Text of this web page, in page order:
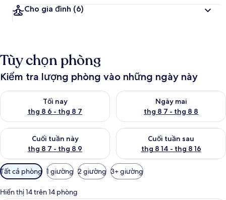
Cho gia đình (6)
Tùy chọn phòng
Kiểm tra lượng phòng vào những ngày này
Tối nay
thg 8 6 - thg 8 7
Kiểm tra lượng phòng tối nay từ thg 8 6 - thg 8 7
Ngày mai
thg 8 7 - thg 8 8
Kiểm tra lượng phòng ngày
Cuối tuần này
thg 8 7 - thg 8 9
Kiểm tra lượng phòng cuối tuần này từ thg 8 7 - thg 8 9
Cuối tuần sau
thg 8 14 - thg 8 16
Kiểm tra lượng phòng cuối
Bộ
lọc
có
Tất cả phòng 1 giường 2 giường 3+ giường
Hiển thị 14 trên 14 phòng